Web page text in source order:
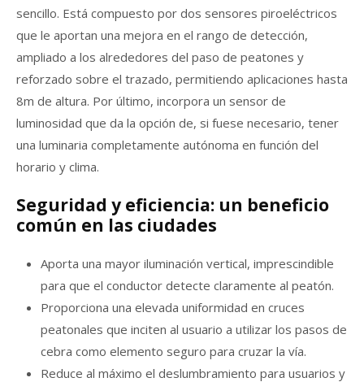
sencillo. Está compuesto por dos sensores piroeléctricos
que le aportan una mejora en el rango de detección,
ampliado a los alrededores del paso de peatones y
reforzado sobre el trazado, permitiendo aplicaciones hasta
8m de altura. Por último, incorpora un sensor de
luminosidad que da la opción de, si fuese necesario, tener
una luminaria completamente autónoma en función del
horario y clima.
Seguridad y eficiencia: un beneficio
común en las ciudades
Aporta una mayor iluminación vertical, imprescindible
para que el conductor detecte claramente al peatón.
Proporciona una elevada uniformidad en cruces
peatonales que inciten al usuario a utilizar los pasos de
cebra como elemento seguro para cruzar la vía.
Reduce al máximo el deslumbramiento para usuarios y